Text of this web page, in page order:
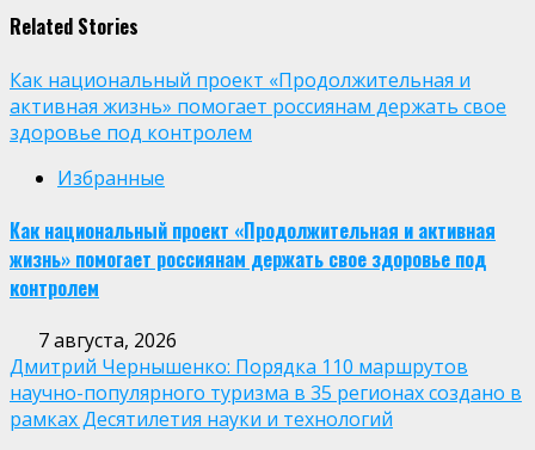
Related Stories
Как национальный проект «Продолжительная и
активная жизнь» помогает россиянам держать свое
здоровье под контролем
Избранные
Как национальный проект «Продолжительная и активная
жизнь» помогает россиянам держать свое здоровье под
контролем
7 августа, 2026
Дмитрий Чернышенко: Порядка 110 маршрутов
научно-популярного туризма в 35 регионах создано в
рамках Десятилетия науки и технологий